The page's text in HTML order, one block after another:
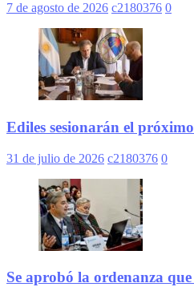
7 de agosto de 2026 c2180376 0
Ediles sesionarán el
31 de julio de 2026 c2180376 0
Se aprobó la ordenanza